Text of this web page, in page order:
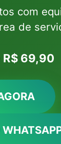
com
de
R$ 69,90